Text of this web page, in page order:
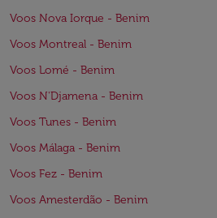
Voos Nova Iorque - Benim
Voos Montreal - Benim
Voos Lomé - Benim
Voos N'Djamena - Benim
Voos Tunes - Benim
Voos Málaga - Benim
Voos Fez - Benim
Voos Amesterdão - Benim